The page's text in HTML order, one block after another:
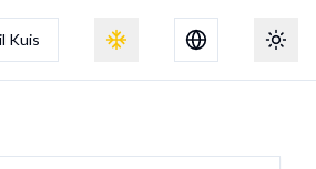
Kuis Alihkan efek salju